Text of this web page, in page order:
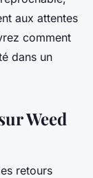
aux attentes
comment
dans un
Weed
retours